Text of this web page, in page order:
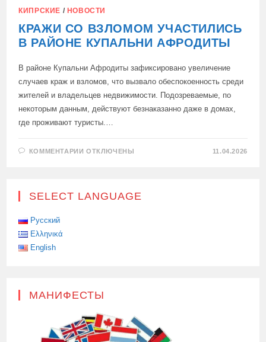
КИПРСКИЕ / НОВОСТИ
КРАЖИ СО ВЗЛОМОМ УЧАСТИЛИСЬ
В РАЙОНЕ КУПАЛЬНИ АФРОДИТЫ
В районе Купальни Афродиты зафиксировано увеличение
случаев краж и взломов, что вызвало обеспокоенность среди
жителей и владельцев недвижимости. Подозреваемые, по
некоторым данным, действуют безнаказанно даже в домах,
где проживают туристы.…
КОММЕНТАРИИ К
В
ОТКЛЮЧЕНЫ 11.04.2026
SELECT LANGUAGE
Русский
Ελληνικά
English
МАНИФЕСТЫ